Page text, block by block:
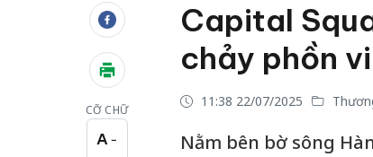
CỠ CHỮ
A −
Cỡ chữ nhỏ
Capital
chảy phồn
11:38 22/07/2025
Nằm bên bờ sông